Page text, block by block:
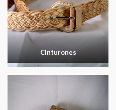
Cinturones